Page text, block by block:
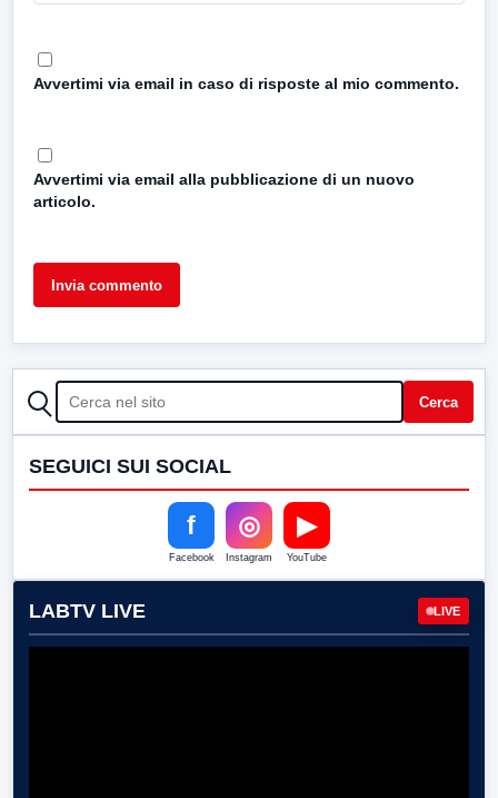
Avvertimi via email in caso di risposte al mio commento.
Avvertimi via email alla pubblicazione di un nuovo
articolo.
CERCA Cerca
SEGUICI SUI SOCIAL
f
Facebook
◎
Instagram
▶
YouTube
LABTV LIVE LIVE